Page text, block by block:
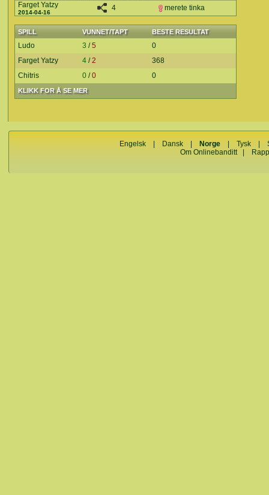
Farget Yatzy
2014-04-16
4 merete tinka
SPILL VUNNET/TAPT BESTE RESULTAT
KLIKK FOR Å SE MER
Ludo 3 /5
0
Farget Yatzy
4 /2
368
Chitris
0 /0 0
Engelsk Dansk Norge |Tysk |
Om Onlinebanditt|